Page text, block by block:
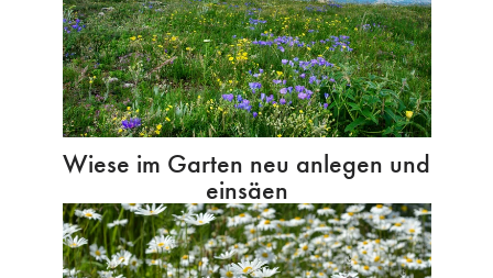
Wiese im Garten neu anlegen und
einsäen